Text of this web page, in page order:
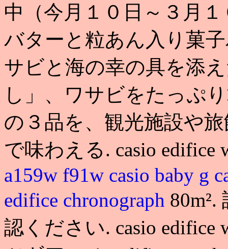
中（今月１０日～３月
バターと粒あん入り菓
サビと海の幸の具を添
し」、ワサビをたっぷ
の３品を、観光施設や
で味わえる. casio edifice
a159w f91w casio baby g
edifice chronograph
認ください. casio edifice